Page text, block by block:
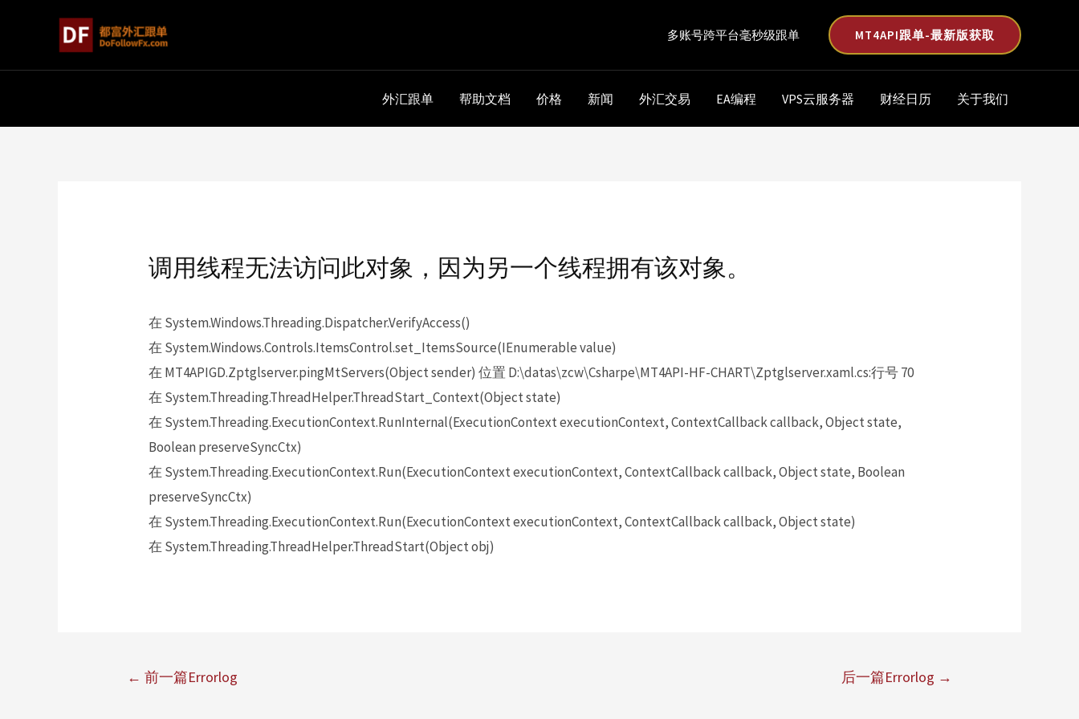
多账号跨平台毫秒级跟单 MT4API跟单-最新版获取
外汇跟单 帮助文档 价格 新闻 外汇交易 EA编程 VPS云服务器 财经日历 关于我们
调用线程无法访问此对象，因为另一个线程拥有该对象。
在 System.Windows.Threading.Dispatcher.VerifyAccess()
在 System.Windows.Controls.ItemsControl.set_ItemsSource(IEnumerable value)
在 MT4APIGD.Zptglserver.pingMtServers(Object sender) 位置 D:\datas\zcw\Csharpe\MT4API-HF-CHART\Zptglserver.xaml.cs:行号 70
在 System.Threading.ThreadHelper.ThreadStart_Context(Object state)
在 System.Threading.ExecutionContext.RunInternal(ExecutionContext executionContext, ContextCallback callback, Object state,
Boolean preserveSyncCtx)
在 System.Threading.ExecutionContext.Run(ExecutionContext executionContext, ContextCallback callback, Object state, Boolean
preserveSyncCtx)
在 System.Threading.ExecutionContext.Run(ExecutionContext executionContext, ContextCallback callback, Object state)
在 System.Threading.ThreadHelper.ThreadStart(Object obj)
← 前一篇Errorlog 后一篇Errorlog →